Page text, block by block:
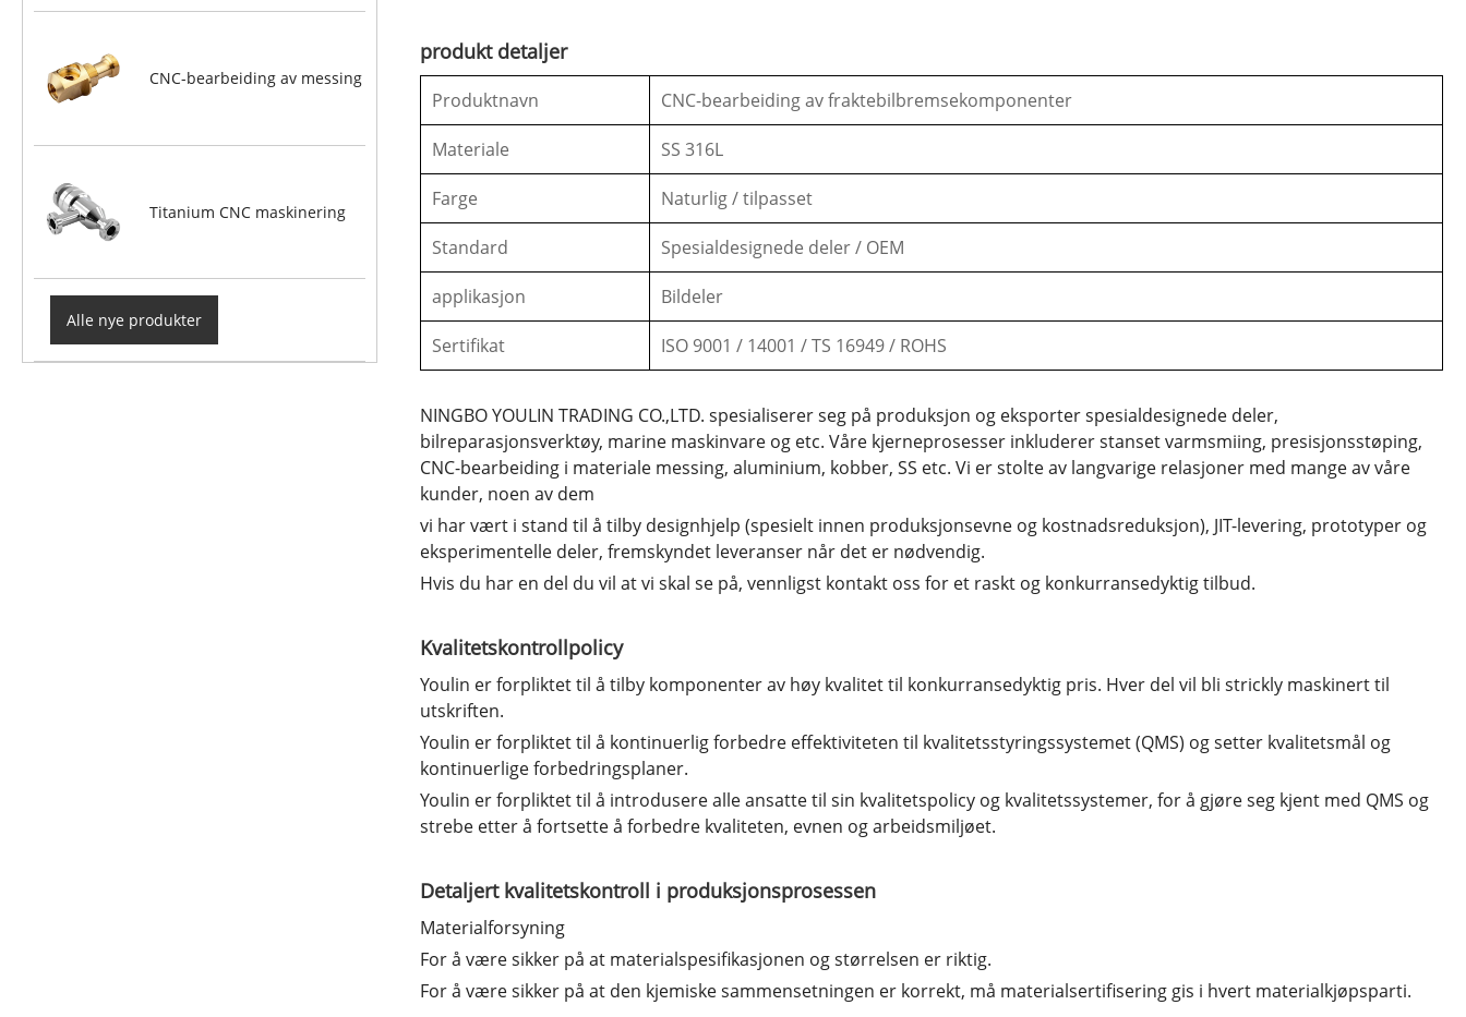
CNC-bearbeiding av messing
Titanium CNC maskinering
Alle nye produkter
produkt detaljer
Produktnavn CNC-bearbeiding av fraktebilbremsekomponenter
Materiale SS 316L
Farge Naturlig / tilpasset
Standard Spesialdesignede deler / OEM
applikasjon Bildeler
Sertifikat ISO 9001 / 14001 / TS 16949 / ROHS
NINGBO YOULIN TRADING CO.,LTD. spesialiserer seg på produksjon og eksporter spesialdesignede deler,
bilreparasjonsverktøy, marine maskinvare og etc. Våre kjerneprosesser inkluderer stanset varmsmiing, presisjonsstøping,
CNC-bearbeiding i materiale messing, aluminium, kobber, SS etc. Vi er stolte av langvarige relasjoner med mange av våre
kunder, noen av dem
vi har vært i stand til å tilby designhjelp (spesielt innen produksjonsevne og kostnadsreduksjon), JIT-levering, prototyper og
eksperimentelle deler, fremskyndet leveranser når det er nødvendig.
Hvis du har en del du vil at vi skal se på, vennligst kontakt oss for et raskt og konkurransedyktig tilbud.
Kvalitetskontrollpolicy
Youlin er forpliktet til å tilby komponenter av høy kvalitet til konkurransedyktig pris. Hver del vil bli strickly maskinert til
utskriften.
Youlin er forpliktet til å kontinuerlig forbedre effektiviteten til kvalitetsstyringssystemet (QMS) og setter kvalitetsmål og
kontinuerlige forbedringsplaner.
Youlin er forpliktet til å introdusere alle ansatte til sin kvalitetspolicy og kvalitetssystemer, for å gjøre seg kjent med QMS og
strebe etter å fortsette å forbedre kvaliteten, evnen og arbeidsmiljøet.
Detaljert kvalitetskontroll i produksjonsprosessen
Materialforsyning
For å være sikker på at materialspesifikasjonen og størrelsen er riktig.
For å være sikker på at den kjemiske sammensetningen er korrekt, må materialsertifisering gis i hvert materialkjøpsparti.